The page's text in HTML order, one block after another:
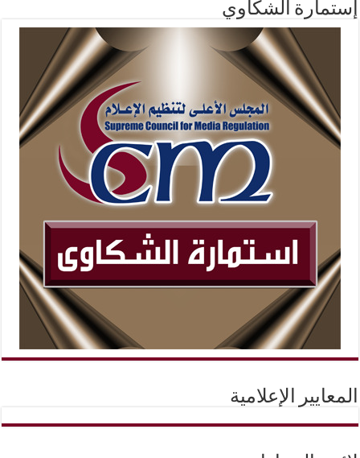
إستمارة الشكاوي
المعايير الإعلامية